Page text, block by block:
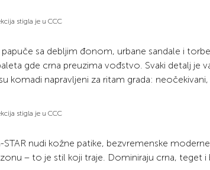
sa debljim đonom, urbane sandale i
gde crna preuzima vođstvo. Svaki detalj je
komadi napravljeni za ritam grada:
STAR nudi kožne patike, bezvremenske
– to je stil koji traje. Dominiraju crna, teget